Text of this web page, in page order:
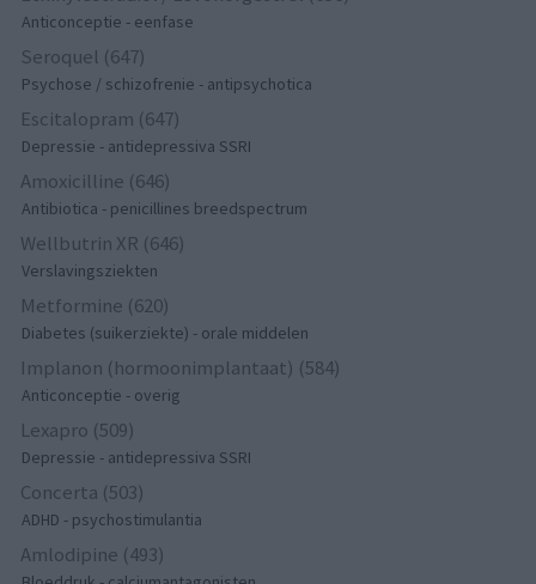
Anticonceptie - eenfase
Seroquel (647)
Psychose / schizofrenie - antipsychotica
Escitalopram (647)
Depressie - antidepressiva SSRI
Amoxicilline (646)
Antibiotica - penicillines breedspectrum
Wellbutrin XR (646)
Verslavingsziekten
Metformine (620)
Diabetes (suikerziekte) - orale middelen
Implanon (hormoonimplantaat) (584)
Anticonceptie - overig
Lexapro (509)
Depressie - antidepressiva SSRI
Concerta (503)
ADHD - psychostimulantia
Amlodipine (493)